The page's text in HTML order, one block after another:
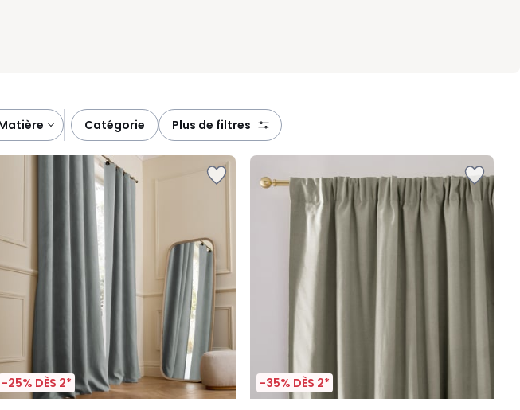
matière catégorie plus de filtres
-25% DÈS 2* -35% DÈS 2*